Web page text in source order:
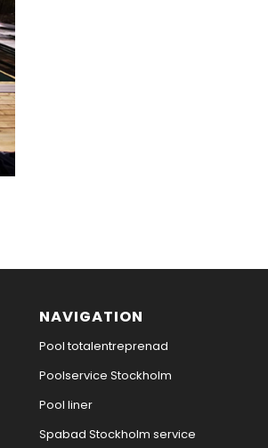
NAVIGATION
Pool totalentreprenad
Poolservice Stockholm
Pool liner
Spabad Stockholm service